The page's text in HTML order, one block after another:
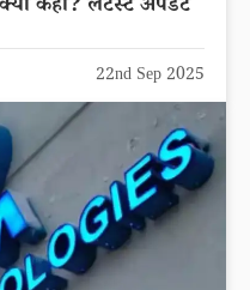
कहा? लेटेस्ट अपडेट
22nd Sep 2025